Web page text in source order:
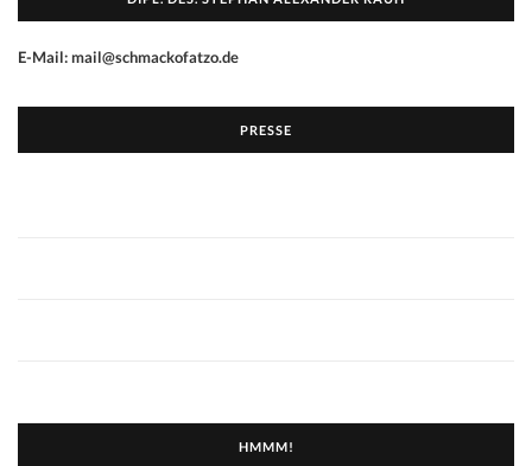
E-Mail: mail@schmackofatzo.de
PRESSE
HMMM!